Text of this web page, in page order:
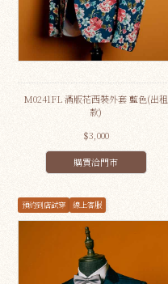
M0241FL 滿版花西裝外套 藍色(出租
款)
$3,000
購買洽門市
預約到店試穿 線上客服